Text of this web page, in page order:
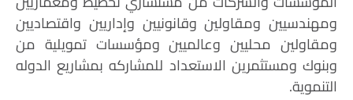
ومهندسيين ومقاولين وقانونيين وإداريين واقتصاديين
ومقاولين محليين وعالميين ومؤسسات تمويلية من
وبنوك ومستثمرين الاستعداد للمشاركه بمشاريع الدوله
التنموية.